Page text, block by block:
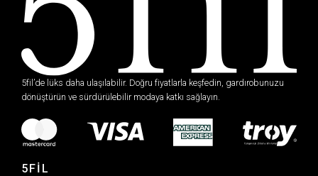
5fil’de lüks daha ulaşılabilir. Doğru fiyatlarla keşfedin, gardırobunuzu
dönüştürün ve sürdürülebilir modaya katkı sağlayın.
5FİL